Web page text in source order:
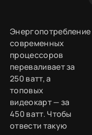
Энергопотребление
современных
процессоров
переваливает за
250 ватт, а
топовых
видеокарт — за
450 ватт. Чтобы
отвести такую